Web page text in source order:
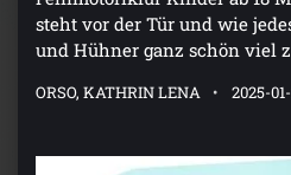
steht vor der Tür und wie
und Hühner ganz schön viel
ORSO, KATHRIN LENA 2025-